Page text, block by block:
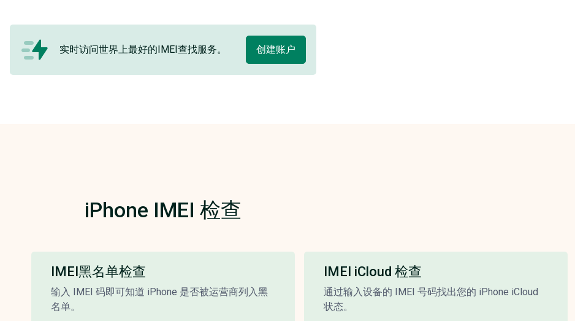
实时访问世界上最好的IMEI查找服务。 创建账户
iPhone IMEI 检查
IMEI黑名单检查
输入 IMEI 码即可知道 iPhone 是否被运营商列入黑
名单。
IMEI iCloud 检查
通过输入设备的 IMEI 号码找出您的 iPhone iCloud
状态。